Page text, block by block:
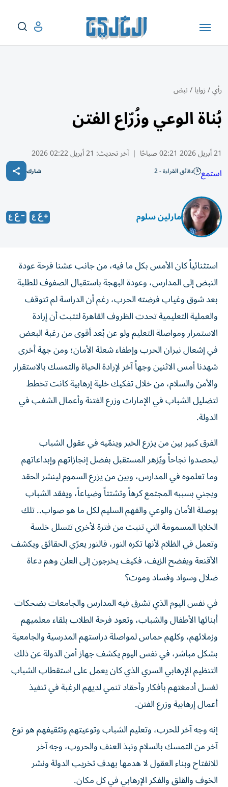
رأي/زوايا/نبض
بُناة الوعي وزُرّاع الفتن
21 أبريل 2026 02:21 صباحًا | آخر تحديث: 21 أبريل 02:22 2026
استمع دقائق القراءة - 2 شارك
مارلين سلوم
استثنائياً كان الأمس بكل ما فيه، من جانب عشنا فرحة عودة
النبض إلى المدارس، وعودة البهجة باستقبال الصفوف للطلبة
بعد شوق وغياب فرضته الحرب، رغم أن الدراسة لم تتوقف
والعملية التعليمية تحدت الظروف القاهرة لتثبت أن إرادة
الاستمرار ومواصلة التعليم ولو عن بُعد أقوى من رغبة البعض
في إشعال نيران الحرب وإطفاء شعلة الأمان؛ ومن جهة أخرى
شهدنا أمس الاثنين وجهاً آخر لإرادة الحياة والتمسك بالاستقرار
والأمن والسلام، من خلال تفكيك خلية إرهابية كانت تخطط
لتضليل الشباب في الإمارات وزرع الفتنة وأعمال الشغب في
الدولة.
الفرق كبير بين من يزرع الخير وينمّيه في عقول الشباب
ليحصدوا نجاحاً ويُزهر المستقبل بفضل إنجازاتهم وإبداعاتهم
وما تعلموه في المدارس، وبين من يزرع السموم لينشر الحقد
ويجني بسببه المجتمع كرهاً وتشتتاً وضياعاً، ويفقد الشباب
بوصلة الأمان والوعي والفهم السليم لكل ما هو صواب.. تلك
الخلايا المسمومة التي تنبت من فترة لأخرى تتسلل خلسة
وتعمل في الظلام لأنها تكره النور، فالنور يعرّي الحقائق ويكشف
الأقنعة ويفضح الزيف، فكيف يخرجون إلى العلن وهم دعاة
ضلال وسواد وفساد وموت؟
في نفس اليوم الذي تشرق فيه المدارس والجامعات بضحكات
أبنائها الأطفال والشباب، وتعود فرحة الطلاب بلقاء معلميهم
وزملائهم، وكلهم حماس لمواصلة دراستهم المدرسية والجامعية
بشكل مباشر، في نفس اليوم يكشف جهاز أمن الدولة عن ذلك
التنظيم الإرهابي السري الذي كان يعمل على استقطاب الشباب
لغسل أدمغتهم بأفكار وأحقاد تنمي لديهم الرغبة في تنفيذ
أعمال إرهابية وزرع الفتن.
إنه وجه آخر للحرب، وتعليم الشباب وتوعيتهم وتثقيفهم هو نوع
آخر من التمسك بالسلام ونبذ العنف والحروب، وجه آخر
للانفتاح وبناء العقول لا هدمها بهدف تخريب الدولة ونشر
الخوف والقلق والفكر الإرهابي في كل مكان.